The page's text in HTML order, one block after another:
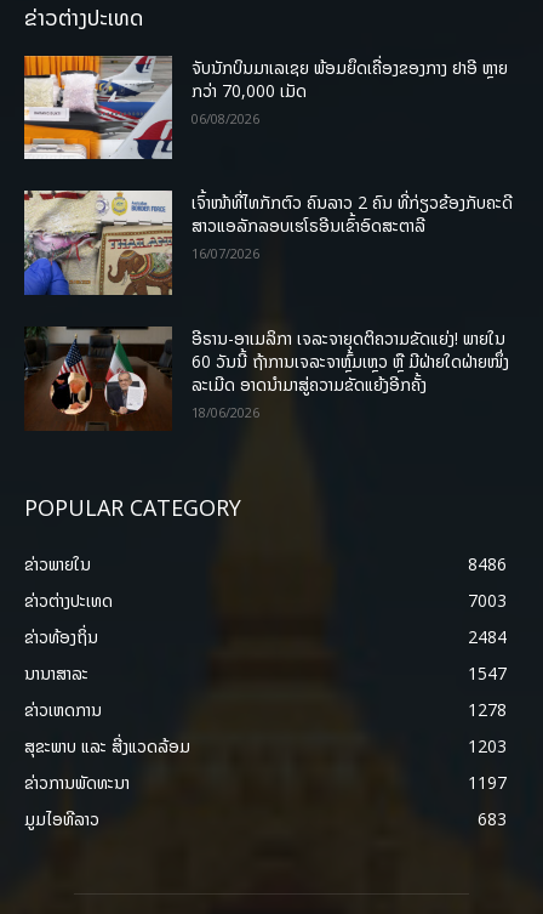
ຂ່າວຕ່າງປະເທດ
ຈັບນັກບິນມາເລເຊຍ ພ້ອມຍຶດເຄື່ອງຂອງກາງ ຢາອີ ຫຼາຍ
ກວ່າ 70,000 ເມັດ
06/08/2026
ເຈົ້າໜ້າທີ່ໄທກັກຕົວ ຄົນລາວ 2 ຄົນ ທີ່ກ່ຽວຂ້ອງກັບຄະດີ
ສາວແອລັກລອບເຮໂຣອີນເຂົ້າອົດສະຕາລີ
16/07/2026
ອີຣານ-ອາເມລິກາ ເຈລະຈາຍຸດຕິຄວາມຂັດແຍ່ງ! ພາຍໃນ
60 ວັນນີ້ ຖ້າການເຈລະຈາຫຼົ້ມເຫຼວ ຫຼື ມີຝ່າຍໃດຝ່າຍໜຶ່ງ
ລະເມີດ ອາດນໍາມາສູ່ຄວາມຂັດແຍ້ງອີກຄັ້ງ
18/06/2026
POPULAR CATEGORY
ຂ່າວພາຍ​ໃນ
8486
ຂ່າວຕ່າງປະເທດ
7003
ຂ່າວທ້ອງຖິ່ນ
2484
ນານາສາລະ
1547
ຂ່າວເຫດການ
1278
ສຸຂະພາບ ແລະ ສີ່ງແວດລ້ອມ
1203
ຂ່າວການພັດທະນາ
1197
ມູມໄອທີລາວ
683